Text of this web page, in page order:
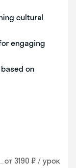
cultural
engaging
on
от 3190 ₽ / урок